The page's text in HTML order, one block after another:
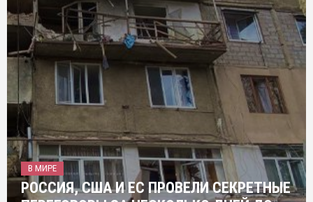
В МИРЕ
РОССИЯ, США И ЕС ПРОВЕЛИ СЕКРЕТНЫЕ